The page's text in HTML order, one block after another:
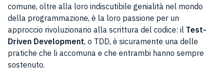
comune, oltre alla loro indiscutibile genialità nel mondo
della programmazione, è la loro passione per un
approccio rivoluzionario alla scrittura del codice: il Test-
Driven Development, o TDD, è sicuramente una delle
pratiche che li accomuna e che entrambi hanno sempre
sostenuto.